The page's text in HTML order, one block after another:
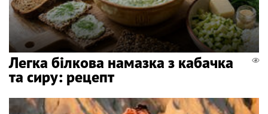
Легка білкова намазка з кабачка
та сиру: рецепт